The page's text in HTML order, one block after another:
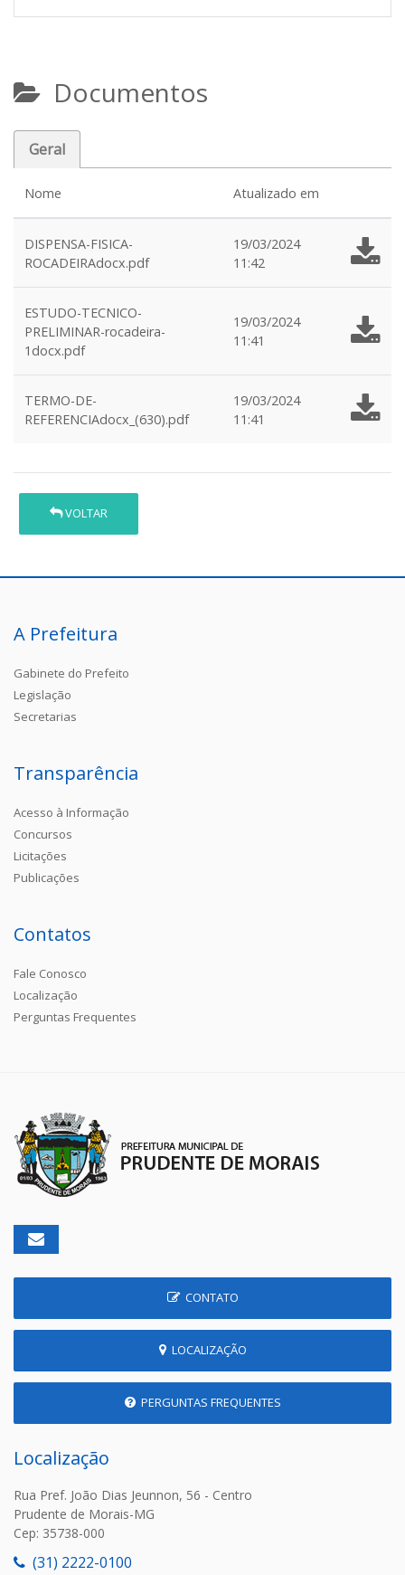
Documentos
Geral
Nome Atualizado em
DISPENSA-FISICA-
ROCADEIRAdocx.pdf
19/03/2024
11:42
ESTUDO-TECNICO-
PRELIMINAR-rocadeira-
1docx.pdf
19/03/2024
11:41
TERMO-DE-
REFERENCIAdocx_(630).pdf
19/03/2024
11:41
VOLTAR
A Prefeitura
Gabinete do Prefeito
Legislação
Secretarias
Transparência
Acesso à Informação
Concursos
Licitações
Publicações
Contatos
Fale Conosco
Localização
Perguntas Frequentes
CONTATO
LOCALIZAÇÃO
PERGUNTAS FREQUENTES
Localização
Rua Pref. João Dias Jeunnon, 56 - Centro
Prudente de Morais-MG
Cep: 35738-000
(31) 2222-0100